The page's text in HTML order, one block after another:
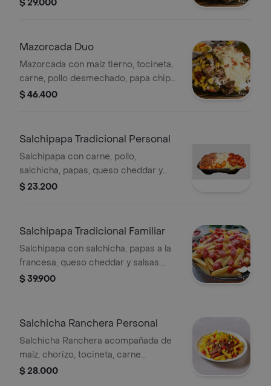
$ 29.000
Mazorcada Duo
Mazorcada con maíz tierno, tocineta,
carne, pollo desmechado, papa chips,
queso gratinado, huevos de codorniz
$ 46.400
Salchipapa Tradicional Personal
Salchipapa con carne, pollo,
salchicha, papas, queso cheddar y
salsas.
$ 23.200
Salchipapa Tradicional Familiar
Salchipapa con salchicha, papas a la
francesa, queso cheddar y salsas.
Ideal para compartir en familia.
$ 39.900
Salchicha Ranchera Personal
Salchicha Ranchera acompañada de
maíz, chorizo, tocineta, carne
desmechada, papas a la francesa,
$ 28.000